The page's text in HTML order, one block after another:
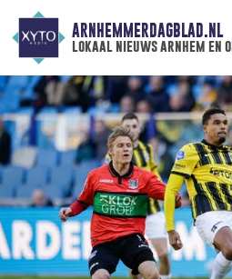
ARNHEMMERDAGBLAD.NL
lokaal nieuws arnhem en